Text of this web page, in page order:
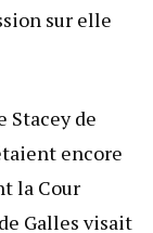
sur elle
Stacey de
encore
la Cour
Galles visait